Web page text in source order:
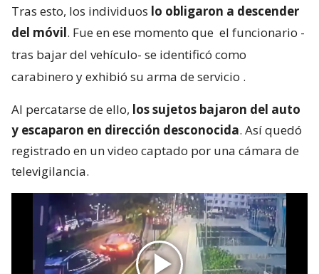
Tras esto, los individuos lo obligaron a descender
del móvil. Fue en ese momento que el funcionario -
tras bajar del vehículo- se identificó como
carabinero y exhibió su arma de servicio .
Al percatarse de ello, los sujetos bajaron del auto
y escaparon en dirección desconocida. Así quedó
registrado en un video captado por una cámara de
televigilancia.